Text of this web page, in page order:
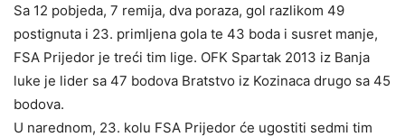
Sa 12 pobjeda, 7 remija, dva poraza, gol razlikom 49
postignuta i 23. primljena gola te 43 boda i susret manje,
FSA Prijedor je treći tim lige. OFK Spartak 2013 iz Banja
luke je lider sa 47 bodova Bratstvo iz Kozinaca drugo sa 45
bodova.
U narednom, 23. kolu FSA Prijedor će ugostiti sedmi tim